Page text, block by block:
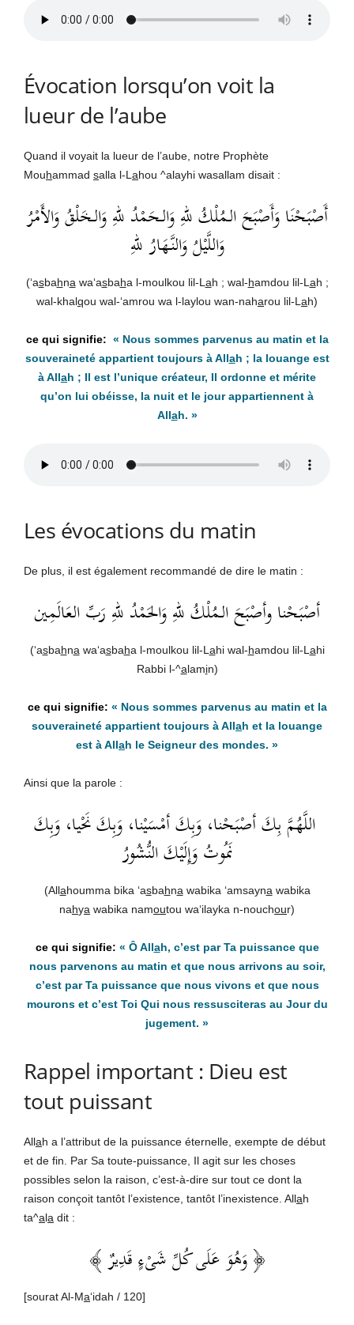
Évocation lorsqu’on voit la
lueur de l’aube
Quand il voyait la lueur de l’aube, notre Prophète
Mouhammad salla l-L ahou ^alayhi wasallam disait :
أَصْبَحْنَا وَأَصْبَحَ الـمُلْكُ للهِ وَالـحَمْدُ للهِ وَالـخَلْقُ وَالأَمْرُ
وَاللَّيْلُ وَالنَّهَارُ للهِ‏
(‘asbahna wa‘asbaha l-moulkou lil-L ah ; wal-hamdou lil-L ah ;
wal-khalqou wal-‘amrou wa l-laylou wan-naharou lil-L ah)
« Nous sommes parvenus au matin et la
souveraineté appartient toujours à Allah ; la louange est
à Allah ; Il est l’unique créateur, Il ordonne et mérite
qu’on lui obéisse, la nuit et le jour appartiennent à
Allah. »
Les évocations du matin
De plus, il est également recommandé de dire le matin :
أصْبَحْنا وأصْبَحَ الـمُلْكُ للهِ وَالحَمْدُ للهِ رَبِّ العَالَمِين
(‘asbahna wa‘asbaha l-moulkou lil-L ahi wal-hamdou lil-L ahi
Rabbi l-^alamin)
« Nous sommes parvenus au matin et la
souveraineté appartient toujours à Allah et la louange
est à Allah le Seigneur des mondes. »
Ainsi que la parole :
‏ اللَّهُمَّ بِكَ أصْبَحْنا، وَبِكَ أمْسَيْنا، وَبِكَ نَحْيا، وَبِكَ
نَمُوتُ وَإِلَيْكَ النُّشُورُ
(Allahoumma bika ‘asbahna wabika ‘amsayna wabika
nahya wabika namoutou wa‘ilayka n-nouchour)
« Ô Allah, c’est par Ta puissance que
nous parvenons au matin et que nous arrivons au soir,
c’est par Ta puissance que nous vivons et que nous
mourons et c’est Toi Qui nous ressusciteras au Jour du
jugement. »
Rappel important : Dieu est
tout puissant
Allah a l’attribut de la puissance éternelle, exempte de début
et de fin. Par Sa toute-puissance, Il agit sur les choses
possibles selon la raison, c’est-à-dire sur tout ce dont la
raison conçoit tantôt l’existence, tantôt l’inexistence. Allah
ta^ala dit :
﴿ وَهُوَ عَلَى كُلِّ شَىْءٍ قَدِيرٌ ﴾
[sourat Al-Ma‘idah / 120]